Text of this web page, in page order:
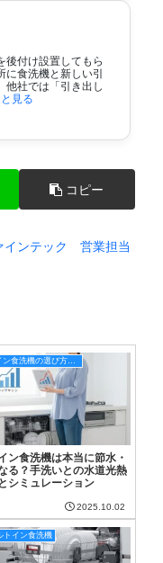
後付け設置してもら
に食洗機と新しい引
他社では「引き出し
見る
コピー
インテック 営業担当
ビルトイン食洗機の選び方と工事ガイド｜メーカー別商品紹介と設置費用まとめ
ン食洗機は本当に節水・
る？手洗いとの水道光熱
シミュレーション
2025.10.02
トイン食洗機